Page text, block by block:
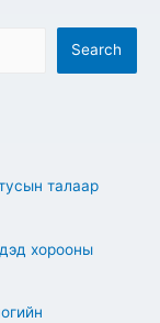
Search
талаар
хорооны